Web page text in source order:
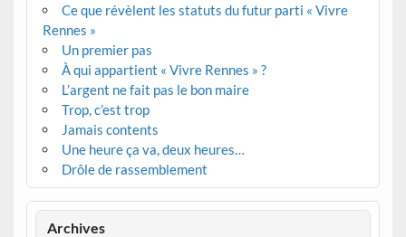
Ce que révèlent les statuts du futur parti « Vivre
Rennes »
Un premier pas
À qui appartient « Vivre Rennes » ?
L’argent ne fait pas le bon maire
Trop, c’est trop
Jamais contents
Une heure ça va, deux heures…
Drôle de rassemblement
Archives